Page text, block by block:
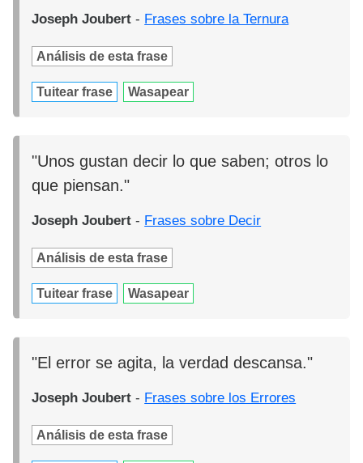
Joseph Joubert - Frases sobre la Ternura
Análisis de esta frase
Tuitear frase Wasapear
"Unos gustan decir lo que saben; otros lo
que piensan."
Joseph Joubert - Frases sobre Decir
Análisis de esta frase
Tuitear frase Wasapear
"El error se agita, la verdad descansa."
Joseph Joubert - Frases sobre los Errores
Análisis de esta frase